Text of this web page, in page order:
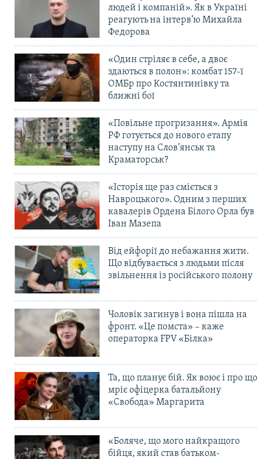
людей і компаній». Як в Україні
реагують на інтерв’ю Михайла
Федорова
«Один стріляє в себе, а двоє
здаються в полон»: комбат 157-ї
ОМБр про Костянтинівку та
ближні бої
«Повільне прогризання». Армія
РФ готується до нового етапу
наступу на Слов’янськ та
Краматорськ?
«Історія ще раз сміється з
Навроцького». Одним з перших
кавалерів Ордена Білого Орла був
Іван Мазепа
Від ейфорії до небажання жити.
Що відбувається з людьми після
звільнення із російського полону
Чоловік загинув і вона пішла на
фронт. «Це помста» – каже
операторка FPV «Білка»
Та, що планує бій. Як воює і про що
мріє офіцерка батальйону
«Свобода» Маргарита
«Боляче, що мого найкращого
бійця, який став батьком-